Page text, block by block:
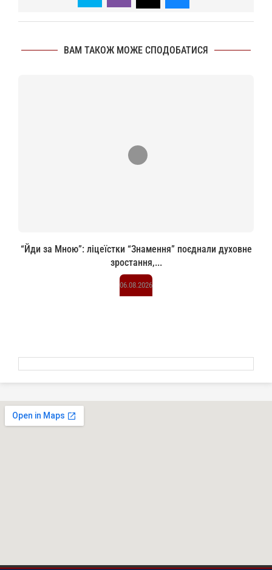
ВАМ ТАКОЖ МОЖЕ СПОДОБАТИСЯ
“Йди за Мною”: ліцеїстки “Знамення” поєднали духовне
зростання,...
06.08.2026